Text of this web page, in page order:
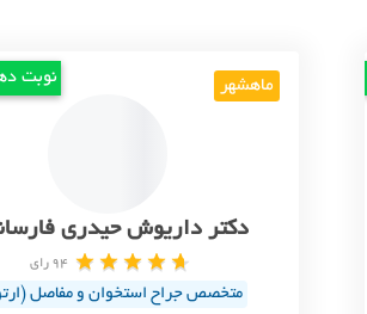
ماهشهر نوبت
دکتر داریوش حیدری
94 رای
متخصص جراح استخوان و مفاصل